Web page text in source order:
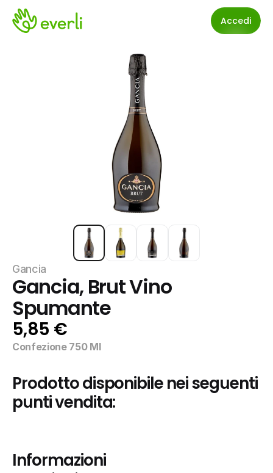
Accedi
Gancia
Gancia, Brut Vino
Spumante
5,85 €
Confezione 750 Ml
Prodotto disponibile nei seguenti
punti vendita:
Informazioni